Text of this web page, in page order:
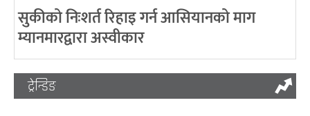
सुकीको निःशर्त रिहाइ गर्न आसियानको माग
म्यानमारद्वारा अस्वीकार
ट्रेन्डिङ